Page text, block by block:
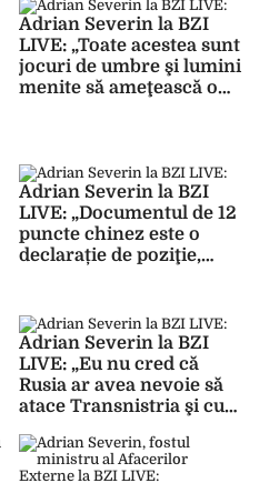
Adrian Severin la BZI
LIVE: „Toate acestea sunt
jocuri de umbre şi lumini
menite să ameţească o
Adrian Severin la BZI
LIVE: „Documentul de 12
puncte chinez este o
declarație de poziţie,
ordini internaţionale”
Adrian Severin la BZI
LIVE: „Eu nu cred că
Rusia ar avea nevoie să
atace Transnistria şi cu